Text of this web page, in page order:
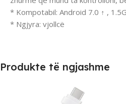
* Kompotabil: Android 7.0 ↑ ,
* Ngjyra: vjollcë
Produkte të ngjashme